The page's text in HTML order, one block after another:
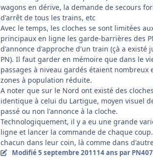
wagons en dérive, la demande de secours
d'arrêt de tous les trains, etc
Avec le temps, les cloches se sont limitées
principaux en ligne les garde-barrières des
d'annonce d'approche d'un train (çà a
PN). Il faut garder en mémoire que dans le
passages à niveau gardés étaient nombreux
zones à population réduite.
A noter que sur le Nord ont existé des
identique à celui du Lartigue, moyen visuel
passé ou non l'annonce à la cloche.
Technologiquement, il y a eu une grande
ligne et lancer la commande de chaque
chacun dans leur coin, là comme dans
Modifié5 septembre 201114 ans par PN407